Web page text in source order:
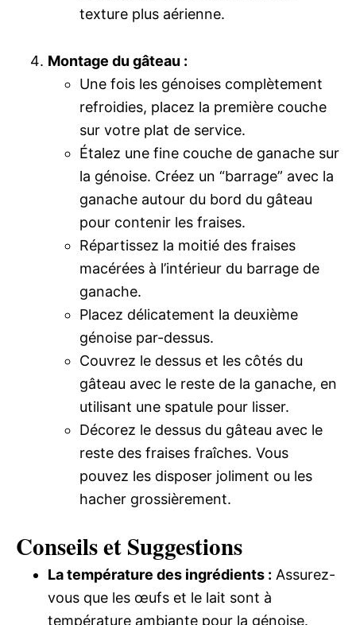
texture plus aérienne.
Montage du gâteau :
Une fois les génoises complètement
refroidies, placez la première couche
sur votre plat de service.
Étalez une fine couche de ganache sur
la génoise. Créez un “barrage” avec la
ganache autour du bord du gâteau
pour contenir les fraises.
Répartissez la moitié des fraises
macérées à l’intérieur du barrage de
ganache.
Placez délicatement la deuxième
génoise par-dessus.
Couvrez le dessus et les côtés du
gâteau avec le reste de la ganache, en
utilisant une spatule pour lisser.
Décorez le dessus du gâteau avec le
reste des fraises fraîches. Vous
pouvez les disposer joliment ou les
hacher grossièrement.
Conseils et Suggestions
La température des ingrédients : Assurez-
vous que les œufs et le lait sont à
température ambiante pour la génoise.